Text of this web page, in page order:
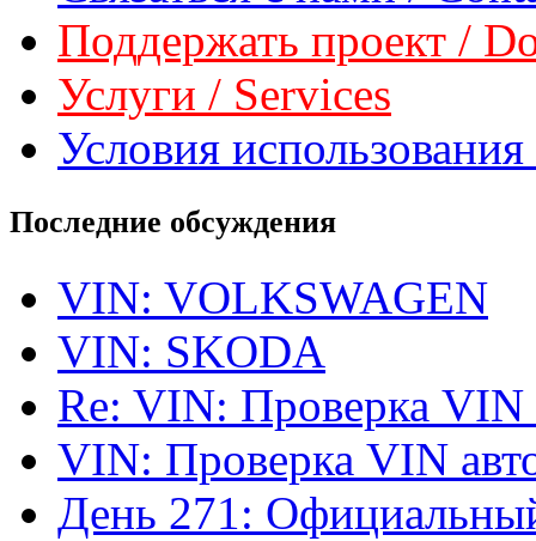
Поддержать проект /
Услуги / Services
Условия
Последние обсуждения
VIN: VOLKSWAGEN
VIN: SKODA
Re: VIN: Проверка VIN
VIN: Проверка VIN
День 271: